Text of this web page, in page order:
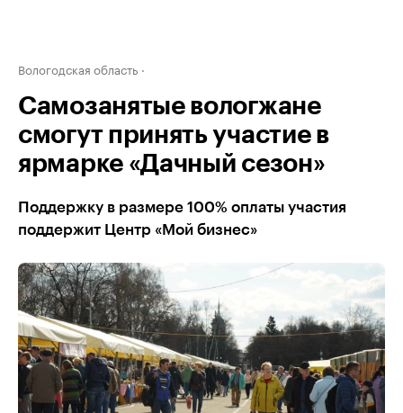
Вологодская область
Самозанятые вологжане
смогут принять участие в
ярмарке «Дачный сезон»
Поддержку в размере 100% оплаты участия
поддержит Центр «Мой бизнес»